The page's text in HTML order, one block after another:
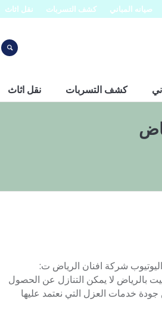
صيانه المباني كشف التسربات نقل اثاث
كشف التسربات نقل اثاث
بالرياض ت: 0507273739 قناتنا على اليوتيوب شركة افنان الرياض ت:
بالرياض لا يمكن التنازل عن الحصول
خدمات العزل التي نعتمد عليها